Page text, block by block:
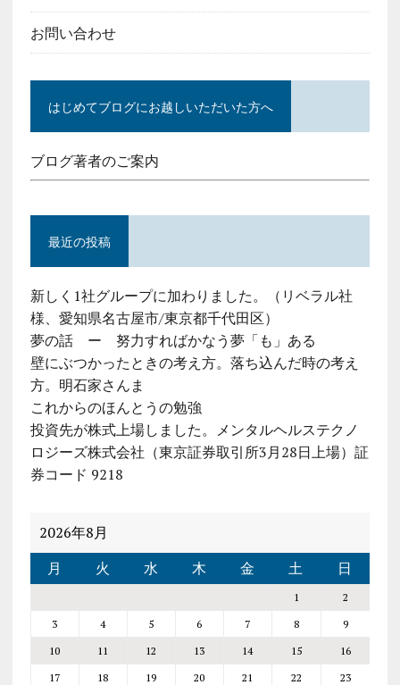
お問い合わせ
はじめてブログにお越しいただいた方へ
ブログ著者のご案内
最近の投稿
新しく1社グループに加わりました。（リベラル社
様、愛知県名古屋市/東京都千代田区）
夢の話 ー 努力すればかなう夢「も」ある
壁にぶつかったときの考え方。落ち込んだ時の考え
方。明石家さんま
これからのほんとうの勉強
投資先が株式上場しました。メンタルヘルステクノ
ロジーズ株式会社（東京証券取引所3月28日上場）証
券コード 9218
2026年8月
月
火 水 木 金 土 日
1
2
3
4 5 6 7 8
9
10
11 12 13 14 15
16
17
18 19 20 21 22
23